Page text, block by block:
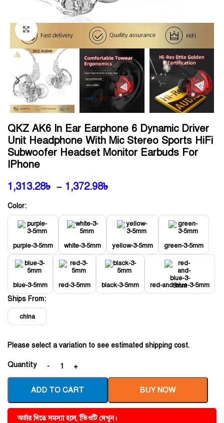
Click to enlarge
QKZ AK6 In Ear Earphone 6 Dynamic Driver
Unit Headphone With Mic Stereo Sports HiFi
Subwoofer Headset Monitor Earbuds For
IPhone
1,313.28৳ – 1,372.98৳
Color:
purple-3-5mm white-3-5mm yellow-3-5mm green-3-5mm
blue-3-5mm red-3-5mm black-3-5mm red-and-blue-3-5mm
Ships From:
china
Please select a variation to see estimated shipping cost.
Quantity
ADD TO CART BUY NOW
অর্ডার দিতে সমস্যা হলে, ভিিওটি দেখুন।